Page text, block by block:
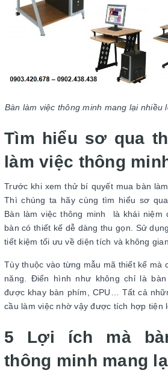
Bàn làm việc thông minh mang lại nhiều
Tìm hiểu sơ qua
làm việc thông
Trước khi xem thử bí quyết mua bàn
Thì chúng ta hãy cùng tìm hiểu sơ
Bàn làm việc thông minh là khái niệm
bàn có thiết kế dễ dàng thu gọn. Sử
tiết kiệm tối ưu về diện tích và không gian.
Tùy thuộc vào từng mẫu mã thiết kế mà
năng. Điển hình như không chỉ là
được khay bàn phím, CPU… Tất cả
cầu làm việc nhờ vậy được tích hợp tiện
5 Lợi ích mà
thông minh mang